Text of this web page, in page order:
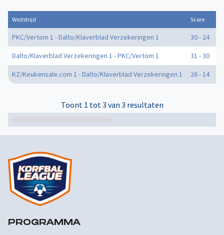
Wedstrijd Score
PKC/Vertom 1 - Dalto/Klaverblad Verzekeringen 1 30 - 24
Dalto/Klaverblad Verzekeringen 1 - PKC/Vertom 1 31 - 30
KZ/Keukensale.com 1 - Dalto/Klaverblad Verzekeringen 1 26 - 14
Toont 1 tot 3 van 3 resultaten
PROGRAMMA